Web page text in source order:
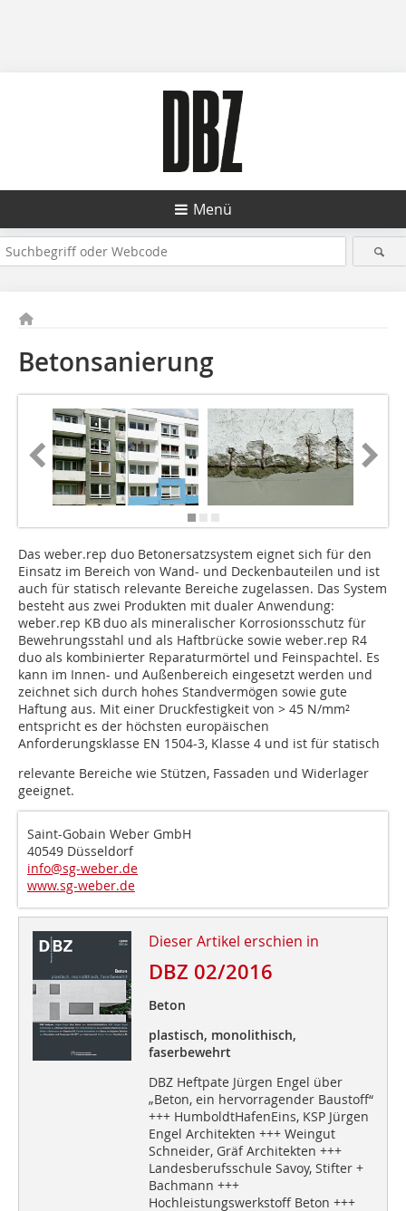
Menü
Betonsanierung
Das weber.rep duo Betonersatzsystem eignet sich für den
Einsatz im Bereich von Wand- und Deckenbauteilen und ist
auch für statisch relevante Bereiche zugelassen. Das System
besteht aus zwei Produkten mit dualer Anwendung:
weber.rep KB duo als mineralischer Korrosionsschutz für
Bewehrungsstahl und als Haftbrücke sowie weber.rep R4
duo als kombinierter Reparaturmörtel und Feinspachtel. Es
kann im Innen- und Außenbereich eingesetzt werden und
zeichnet sich durch hohes Standvermögen sowie gute
Haftung aus. Mit einer Druckfestigkeit von > 45 N/mm²
entspricht es der höchsten europäischen
Anforderungsklasse EN 1504-3, Klasse 4 und ist für statisch
relevante Bereiche wie Stützen, Fassaden und Widerlager
geeignet.
Saint-Gobain Weber GmbH
40549 Düsseldorf
info@sg-weber.de
www.sg-weber.de
Dieser Artikel erschien in
DBZ 02/2016
Beton
plastisch, monolithisch,
faserbewehrt
DBZ Heftpate Jürgen Engel über
„Beton, ein hervorragender Baustoff“
+++ HumboldtHafenEins, KSP Jürgen
Engel Architekten +++ Weingut
Schneider, Gräf Architekten +++
Landesberufsschule Savoy, Stifter +
Bachmann +++
Hochleistungswerkstoff Beton +++